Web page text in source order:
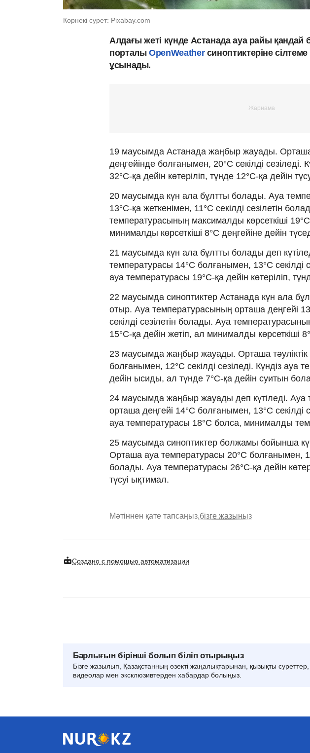
Көрнекі сурет: Pixabay.com
Алдағы жеті күнде Астанада ауа райы
порталыOpenWeatherсиноптиктеріне
ұсынады.
19 маусымда Астанада жаңбыр жауады.
деңгейінде болғанымен, 20°C секілді сезіледі.
32°C-қа дейін көтеріліп, түнде 12°C-қа дейін
20 маусымда күн ала бұлтты болады. Ауа
13°C-қа жеткенімен, 11°C секілді сезілетін
температурасының максималды көрсеткіші
минималды көрсеткіші 8°C деңгейіне дейін
21 маусымда күн ала бұлтты болады деп
температурасы 14°C болғанымен, 13°C секілді
ауа температурасы 19°C-қа дейін көтеріліп,
22 маусымда синоптиктер Астанада күн ала
отыр. Ауа температурасының орташа деңгейі
секілді сезілетін болады. Ауа
15°C-қа дейін жетіп, ал минималды көрсеткіші
23 маусымда жаңбыр жауады. Орташа тәуліктік
болғанымен, 12°C секілді сезіледі. Күндіз ауа
дейін ысиды, ал түнде 7°C-қа дейін суитын
24 маусымда жаңбыр жауады деп күтіледі. Ауа
орташа деңгейі 14°C болғанымен, 13°C секілді
ауа температурасы 18°C болса, минималды
25 маусымда синоптиктер болжамы бойынша
Орташа ауа температурасы 20°C болғанымен,
болады. Ауа температурасы 26°C-қа дейін
түсуі ықтимал.
Мәтіннен қате тапсаңыз,бізге жазыңыз
Создано с помощью автоматизации
Барлығын бірінші болып біліп отырыңыз
Бізге жазылып, Қазақстанның өзекті жаңалықтарынан, қызықты суреттер,
видеолар мен эксклюзивтерден хабардар болыңыз.